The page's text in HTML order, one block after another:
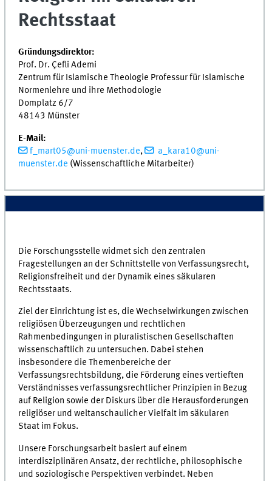
Rechtsstaat
Gründungsdirektor:
Prof. Dr. Çefli Ademi
Zentrum für Islamische Theologie Professur für Islamische
Normenlehre und ihre Methodologie
Domplatz 6/7
48143 Münster
E-Mail:
f_mart05@uni-muenster.de,
a_kara10@uni-
muenster.de (Wissenschaftliche Mitarbeiter)
Die Forschungsstelle widmet sich den zentralen
Fragestellungen an der Schnittstelle von Verfassungsrecht,
Religionsfreiheit und der Dynamik eines säkularen
Rechtsstaats.
Ziel der Einrichtung ist es, die Wechselwirkungen zwischen
religiösen Überzeugungen und rechtlichen
Rahmenbedingungen in pluralistischen Gesellschaften
wissenschaftlich zu untersuchen. Dabei stehen
insbesondere die Themenbereiche der
Verfassungsrechtsbildung, die Förderung eines vertieften
Verständnisses verfassungsrechtlicher Prinzipien in Bezug
auf Religion sowie der Diskurs über die Herausforderungen
religiöser und weltanschaulicher Vielfalt im säkularen
Staat im Fokus.
Unsere Forschungsarbeit basiert auf einem
interdisziplinären Ansatz, der rechtliche, philosophische
und soziologische Perspektiven verbindet. Neben